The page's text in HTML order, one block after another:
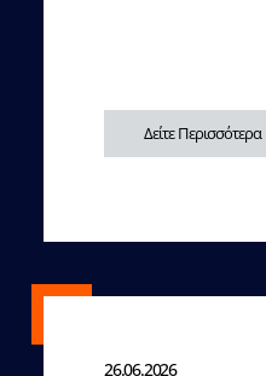
Δείτε Περισσότερα
26.06.2026